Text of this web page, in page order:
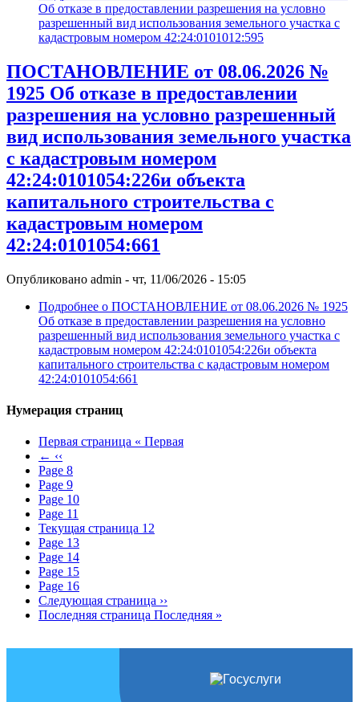
Об отказе в предоставлении разрешения на условно
разрешенный вид использования земельного участка с
кадастровым номером 42:24:0101012:595
ПОСТАНОВЛЕНИЕ от 08.06.2026 №
1925 Об отказе в предоставлении
разрешения на условно разрешенный
вид использования земельного участка
с кадастровым номером
42:24:0101054:226и объекта
капитального строительства с
кадастровым номером
42:24:0101054:661
Опубликовано admin - чт, 11/06/2026 - 15:05
Подробнее о ПОСТАНОВЛЕНИЕ от 08.06.2026 № 1925
Об отказе в предоставлении разрешения на условно
разрешенный вид использования земельного участка с
кадастровым номером 42:24:0101054:226и объекта
капитального строительства с кадастровым номером
42:24:0101054:661
Нумерация страниц
Первая страница « Первая
← ‹‹
Page 8
Page 9
Page 10
Page 11
Текущая страница 12
Page 13
Page 14
Page 15
Page 16
Следующая страница ››
Последняя страница Последняя »